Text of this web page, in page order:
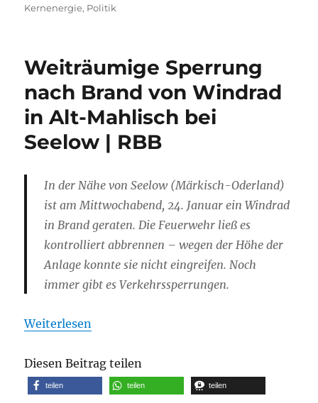
Kernenergie, Politik
Weiträumige Sperrung
nach Brand von Windrad
in Alt-Mahlisch bei
Seelow | RBB
In der Nähe von Seelow (Märkisch-Oderland)
ist am Mittwochabend, 24. Januar ein Windrad
in Brand geraten. Die Feuerwehr ließ es
kontrolliert abbrennen – wegen der Höhe der
Anlage konnte sie nicht eingreifen. Noch
immer gibt es Verkehrssperrungen.
Weiterlesen
Diesen Beitrag teilen
teilen teilen teilen